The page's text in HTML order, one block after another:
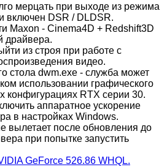
мерцать при выходе из режима
включен DSR / DLDSR.
Maxon - Cinema4D + Redshift3D
драйвера.
из строя при работе с
видео.
стола dwm.exe - служба может
использовании графического
конфигурациях RTX серии 30.
аппаратное ускорение
в настройках Windows.
вылетает после обновления до
при попытке запустить
GeForce 526.86 WHQL.